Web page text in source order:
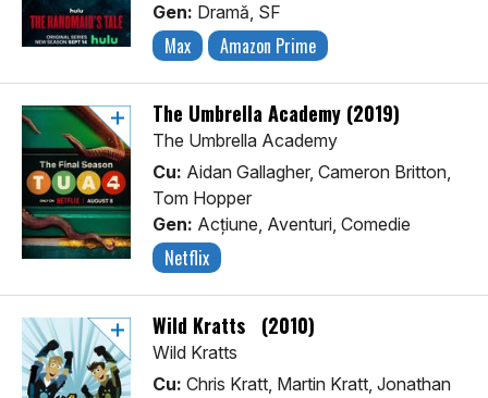
Gen: Dramă, SF
Max Amazon Prime
The Umbrella Academy (2019)
The Umbrella Academy
Cu: Aidan Gallagher, Cameron Britton,
Tom Hopper
Gen: Acţiune, Aventuri, Comedie
Netflix
Wild Kratts (2010)
Wild Kratts
Cu: Chris Kratt, Martin Kratt, Jonathan